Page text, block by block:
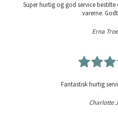
Super hurtig og god service
varerne.
Erna
Fantastisk hurtig
Charlotte